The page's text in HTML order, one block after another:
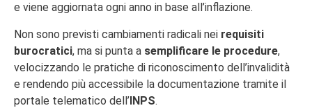
e viene aggiornata ogni anno in base all’inflazione.
Non sono previsti cambiamenti radicali nei requisiti
burocratici, ma si punta a semplificare le procedure,
velocizzando le pratiche di riconoscimento dell’invalidità
e rendendo più accessibile la documentazione tramite il
portale telematico dell’INPS.